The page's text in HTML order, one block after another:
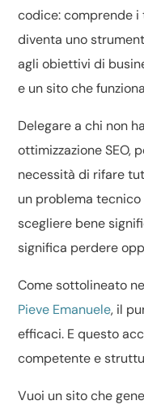
codice: comprende
diventa uno
agli obiettivi di
e un sito che
Delegare a chi non
ottimizzazione SEO,
necessità di rifare
un problema
scegliere bene
significa perdere
Come sottolineato
Pieve Emanuele, il
efficaci. E questo
competente e
Vuoi un sito che